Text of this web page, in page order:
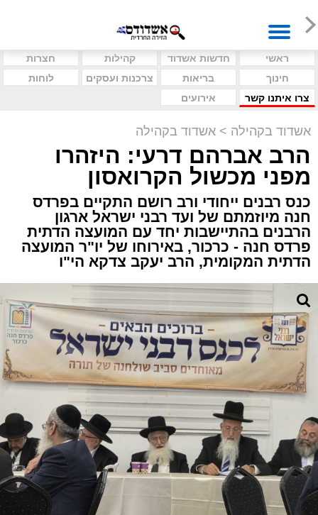
ראשי חדשות אשדוד קהילות
חצרות
חינוך
בריאות צרכנות ועסקים
לוחות
צרו איתנו קשר
אירועים
אשדוד בקהילה > אשדוד בקהילה
הרב אברהם דרעי: היזהרו
מפני מכשול הקרואסון
כנס רבנים ייחודי ורב רושם התקיים בפרדס
חנה מיוזמתם של ועד רבני ישראל ארגון
הרבנים בהתיישבות יחד עם המועצה הדתית
פרדס חנה - כרכור, באירוחו של יו"ר המועצה
הדתית המקומית, הרב יעקב צדקא הי"ו